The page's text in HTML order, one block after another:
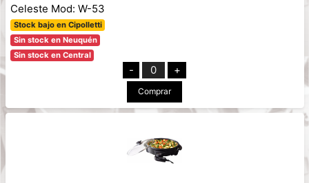
Celeste Mod: W-53
Stock bajo en Cipolletti
Sin stock en Neuquén
Sin stock en Central
- 0 +
Comprar